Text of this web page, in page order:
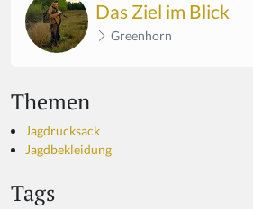
Das Ziel im Blick
Greenhorn
Themen
Jagdrucksack
Jagdbekleidung
Tags